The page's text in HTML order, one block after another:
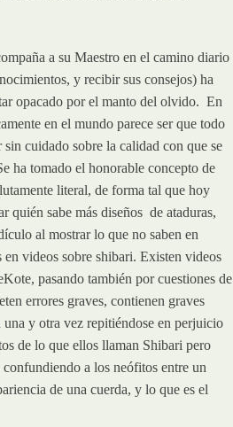
a su Maestro en el camino diario
y recibir sus consejos) ha
opacado por el manto del olvido. En
en el mundo parece ser que todo
cuidado sobre la calidad con que se
ha tomado el honorable concepto de
literal, de forma tal que hoy
quién sabe más diseños de ataduras,
al mostrar lo que no saben en
videos sobre shibari. Existen videos
pasando también por cuestiones de
errores graves, contienen graves
y otra vez repitiéndose en perjuicio
de lo que ellos llaman Shibari pero
a los neófitos entre un
de una cuerda, y lo que es el